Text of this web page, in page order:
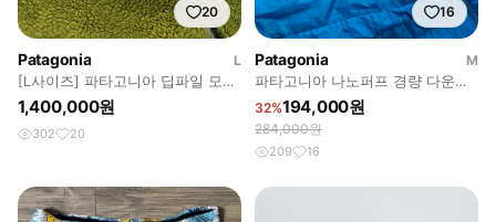
20
Patagonia
L
[L사이즈] 파타고니아 딥파일 모스
그린
1,400,000원
302 20
16
Patagonia
M
파타고니아 나노퍼프 경량 다운패
딩 후디
32%194,000원
284,000원
209 16